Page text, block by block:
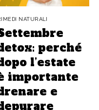
NATURALI
perché
l’estate
importante
e